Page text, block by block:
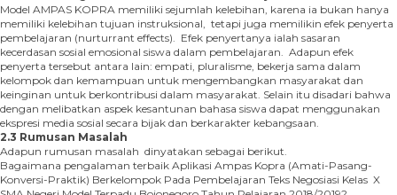
Model AMPAS KOPRA memiliki sejumlah kelebihan, karena ia bukan hanya
memiliki kelebihan tujuan instruksional, tetapi juga memilikin efek penyerta
pembelajaran (nurturrant effects). Efek penyertanya ialah sasaran
kecerdasan sosial emosional siswa dalam pembelajaran. Adapun efek
penyerta tersebut antara lain: empati, pluralisme, bekerja sama dalam
kelompok dan kemampuan untuk mengembangkan masyarakat dan
keinginan untuk berkontribusi dalam masyarakat. Selain itu disadari bahwa
dengan melibatkan aspek kesantunan bahasa siswa dapat menggunakan
ekspresi media sosial secara bijak dan berkarakter kebangsaan.
2.3 Rumusan Masalah
Adapun rumusan masalah dinyatakan sebagai berikut.
Bagaimana pengalaman terbaik Aplikasi Ampas Kopra (Amati-Pasang-
Konversi-Praktik) Berkelompok Pada Pembelajaran Teks Negosiasi Kelas X